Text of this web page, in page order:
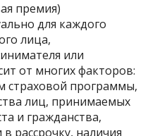
премия)
для каждого
лица,
или
от многих факторов:
страховой программы,
лиц, принимаемых
и гражданства,
рассрочку, наличия